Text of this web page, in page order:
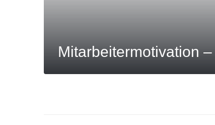
Mitarbeitermotivation